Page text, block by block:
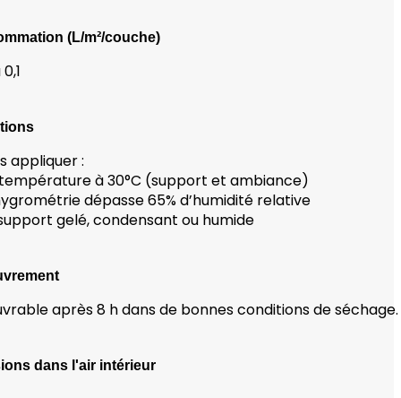
(L/m²/couche)
appliquer :
à 30°C (support et ambiance)
dépasse 65% d’humidité relative
gelé, condensant ou humide
après 8 h dans de bonnes conditions de séchage.
dans l'air intérieur